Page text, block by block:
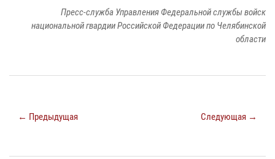
Пресс-служба Управления Федеральной службы войск
национальной гвардии Российской Федерации по Челябинской
области
← Предыдущая Следующая →